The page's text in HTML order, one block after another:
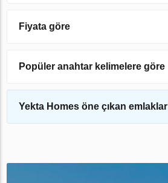
Fiyata göre
Popüler anahtar kelimelere göre
Yekta Homes öne çıkan emlaklar